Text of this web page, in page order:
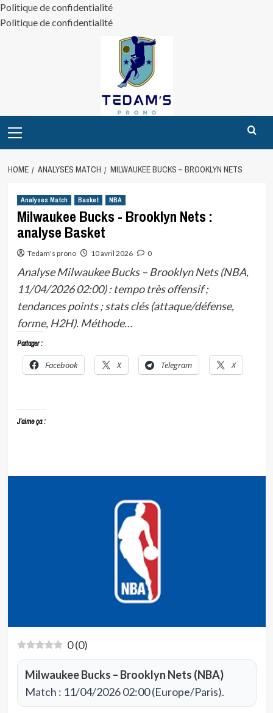
Politique de confidentialité
Politique de confidentialité
Menu
HOME ANALYSES MATCH MILWAUKEE BUCKS – BROOKLYN NETS
Analyses Match Basket NBA
Milwaukee Bucks - Brooklyn Nets :
analyse Basket
Tedam's prono 10 avril 2026 0
Analyse Milwaukee Bucks – Brooklyn Nets (NBA,
11/04/2026 02:00) : tempo très offensif ;
tendances points ; stats clés (attaque/défense,
forme, H2H). Méthode…
Partager :
Facebook X Telegram X
J’aime ça :
0(0)
Milwaukee Bucks – Brooklyn Nets (NBA)
Match : 11/04/2026 02:00 (Europe/Paris).